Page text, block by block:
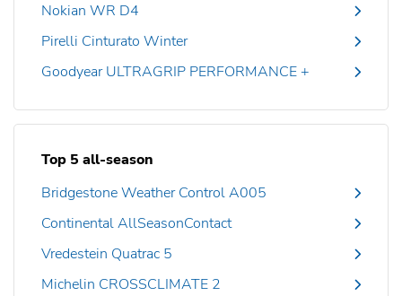
Nokian WR D4
Pirelli Cinturato Winter
Goodyear ULTRAGRIP PERFORMANCE +
Top 5 all-season
Bridgestone Weather Control A005
Continental AllSeasonContact
Vredestein Quatrac 5
Michelin CROSSCLIMATE 2